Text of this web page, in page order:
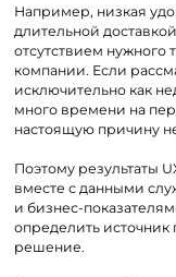
Например, низкая
длительной
отсутствием
компании. Если
исключительно как
много времени на
настоящую причину
Поэтому результаты
вместе с данными
и бизнес-
определить
решение.